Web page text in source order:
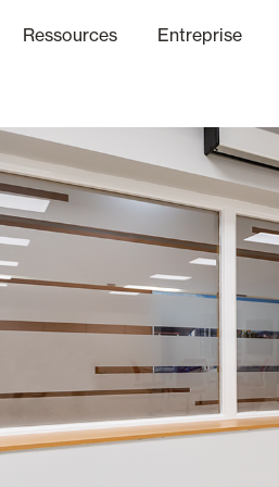
Volets Battants Pliables et
Ressources
Finitions
Entreprise